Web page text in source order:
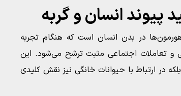
پیوند انسان و گربه
در بدن انسان است که هنگام تجربه
و تعاملات اجتماعی مثبت ترشح می‌شود. این
در ارتباط با حیوانات خانگی نیز نقش کلیدی